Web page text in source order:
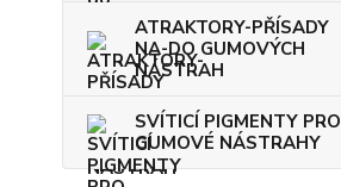
ATRAKTORY-PŘÍSADY
NA-DO GUMOVÝCH
NÁSTRAH
SVÍTICÍ PIGMENTY PRO
GUMOVÉ NÁSTRAHY